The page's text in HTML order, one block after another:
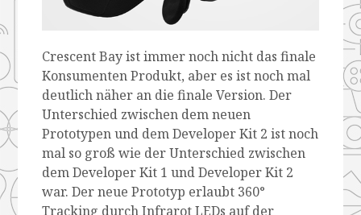
Crescent Bay ist immer noch nicht das finale
Konsumenten Produkt, aber es ist noch mal
deutlich näher an die finale Version. Der
Unterschied zwischen dem neuen
Prototypen und dem Developer Kit 2 ist noch
mal so groß wie der Unterschied zwischen
dem Developer Kit 1 und Developer Kit 2
war. Der neue Prototyp erlaubt 360°
Tracking durch Infrarot LEDs auf der